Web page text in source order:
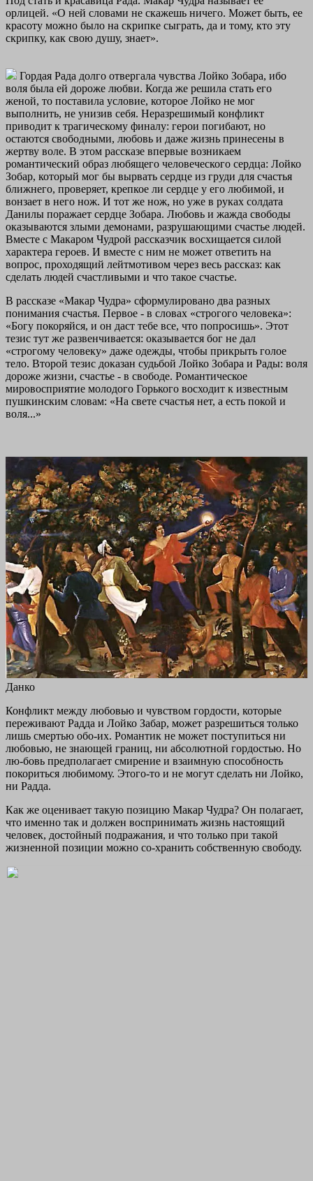
орлицей. «О ней словами не скажешь ничего. Может быть, ее
красоту можно было на скрипке сыграть, да и тому, кто эту
скрипку, как свою душу, знает».
Гордая Рада долго отвергала чувства Лойко Зобара, ибо
воля была ей дороже любви. Когда же решила стать его
женой, то поставила условие, которое Лойко не мог
выполнить, не унизив себя. Неразрешимый конфликт
приводит к трагическому финалу: герои погибают, но
остаются свободными, любовь и даже жизнь принесены в
жертву воле. В этом рассказе впервые возникаем
романтический образ любящего человеческого сердца: Лойко
Зобар, который мог бы вырвать сердце из груди для счастья
ближнего, проверяет, крепкое ли сердце у его любимой, и
вонзает в него нож. И тот же нож, но уже в руках солдата
Данилы поражает сердце Зобара. Любовь и жажда свободы
оказываются злыми демонами, разрушающими счастье людей.
Вместе с Макаром Чудрой рассказчик восхищается силой
характера героев. И вместе с ним не может ответить на
вопрос, проходящий лейтмотивом через весь рассказ: как
сделать людей счастливыми и что такое счастье.
В рассказе «Макар Чудра» сформулировано два разных
понимания счастья. Первое - в словах «строгого человека»:
«Богу покоряйся, и он даст тебе все, что попросишь». Этот
тезис тут же развенчивается: оказывается бог не дал
«строгому человеку» даже одежды, чтобы прикрыть голое
тело. Второй тезис доказан судьбой Лойко Зобара и Рады: воля
дороже жизни, счастье - в свободе. Романтическое
мировосприятие молодого Горького восходит к известным
пушкинским словам: «На свете счастья нет, а есть покой и
воля...»
Данко
Конфликт между любовью и чувством гордости, которые
переживают Радда и Лойко Забар, может разрешиться только
лишь смертью обо-их. Романтик не может поступиться ни
любовью, не знающей границ, ни абсолютной гордостью. Но
лю-бовь предполагает смирение и взаимную способность
покориться любимому. Этого-то и не могут сделать ни Лойко,
ни Радда.
Как же оценивает такую позицию Макар Чудра? Он полагает,
что именно так и должен воспринимать жизнь настоящий
человек, достойный подражания, и что только при такой
жизненной позиции можно со-хранить собственную свободу.